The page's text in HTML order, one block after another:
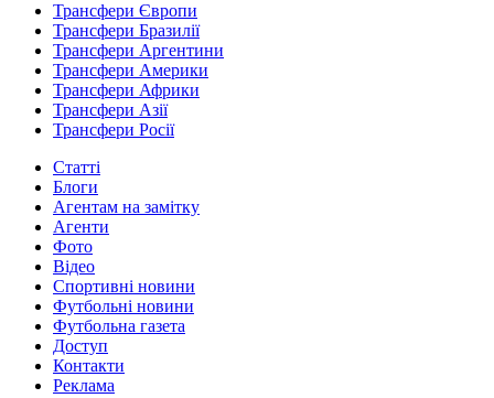
Трансфери Європи
Трансфери Бразилії
Трансфери Аргентини
Трансфери Америки
Трансфери Африки
Трансфери Азії
Трансфери Росії
Статті
Блоги
Агентам на замітку
Агенти
Фото
Відео
Спортивні новини
Футбольні новини
Футбольна газета
Доступ
Контакти
Реклама